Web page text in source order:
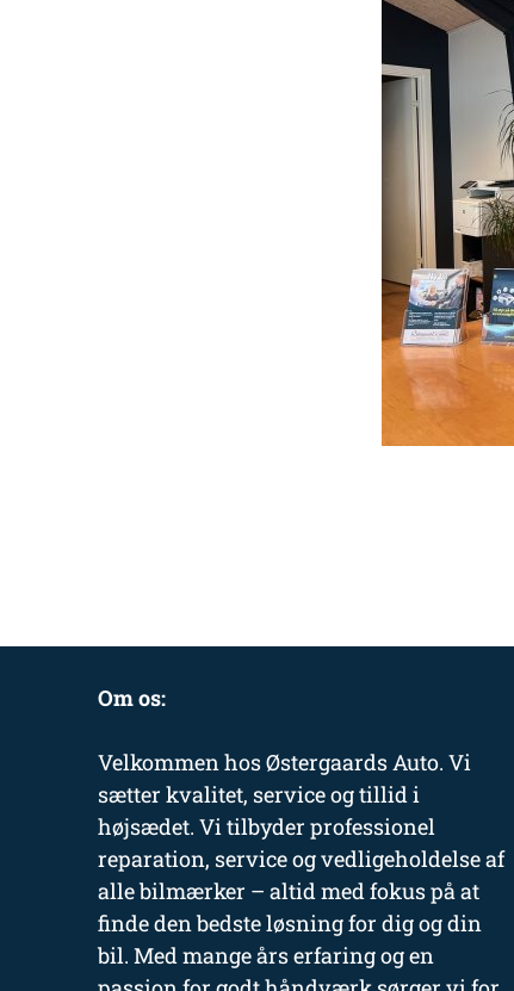
Om os:
Velkommen hos Østergaards Auto. Vi
sætter kvalitet, service og tillid i
højsædet. Vi tilbyder professionel
reparation, service og vedligeholdelse af
alle bilmærker – altid med fokus på at
finde den bedste løsning for dig og din
bil. Med mange års erfaring og en